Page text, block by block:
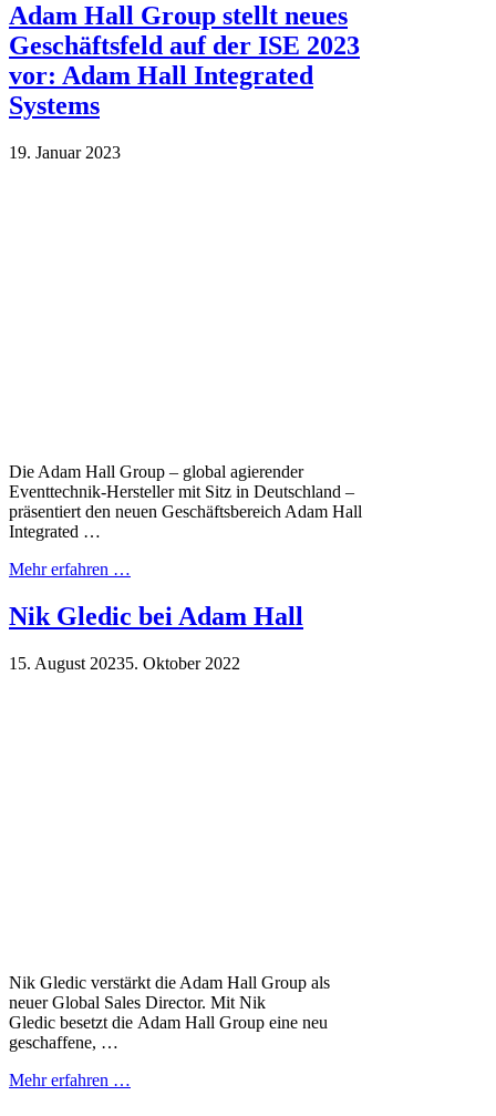
Adam Hall Group stellt neues
Geschäftsfeld auf der ISE 2023
vor: Adam Hall Integrated
Systems
19. Januar 2023
Die Adam Hall Group – global agierender
Eventtechnik-Hersteller mit Sitz in Deutschland –
präsentiert den neuen Geschäftsbereich Adam Hall
Integrated …
Mehr erfahren …
Nik Gledic bei Adam Hall
15. August 20235. Oktober 2022
Nik Gledic verstärkt die Adam Hall Group als
neuer Global Sales Director. Mit Nik
Gledic besetzt die Adam Hall Group eine neu
geschaffene, …
Mehr erfahren …